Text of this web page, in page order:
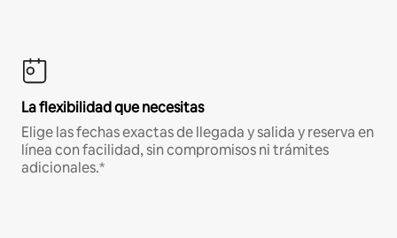
La flexibilidad que necesitas
Elige las fechas exactas de llegada y salida y reserva en
línea con facilidad, sin compromisos ni trámites
adicionales.*